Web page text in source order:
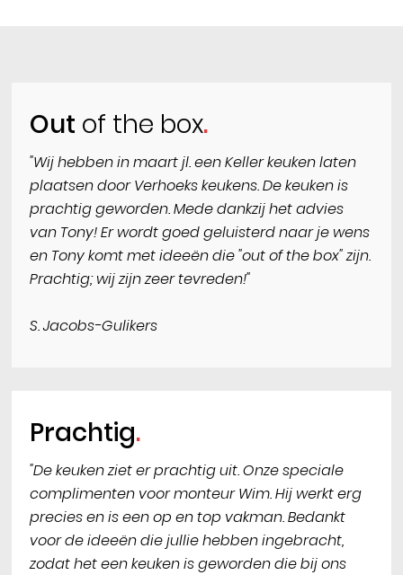
Out of the box
"Wij hebben in maart jl. een Keller keuken laten
plaatsen door Verhoeks keukens. De keuken is
prachtig geworden. Mede dankzij het advies
van Tony! Er wordt goed geluisterd naar je wens
en Tony komt met ideeën die "out of the box" zijn.
Prachtig; wij zijn zeer tevreden!"
S. Jacobs-Gulikers
Prachtig
"De keuken ziet er prachtig uit. Onze speciale
complimenten voor monteur Wim. Hij werkt erg
precies en is een op en top vakman. Bedankt
voor de ideeën die jullie hebben ingebracht,
zodat het een keuken is geworden die bij ons